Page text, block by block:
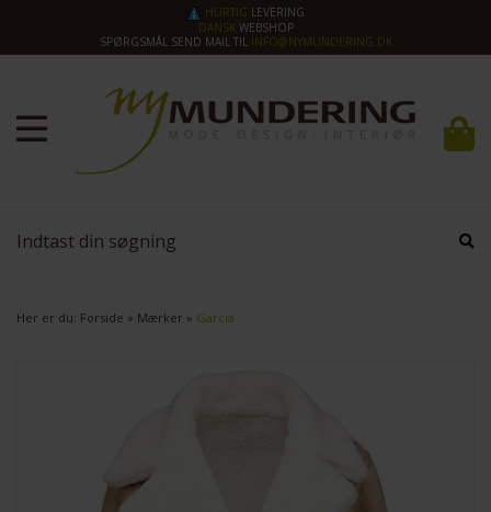
HURTIG LEVERING
DANSKWEBSHOP
SPØRGSMÅL SEND MAIL TIL INFO@NYMUNDERING.DK
Her er du: Forside » Mærker » Garcia